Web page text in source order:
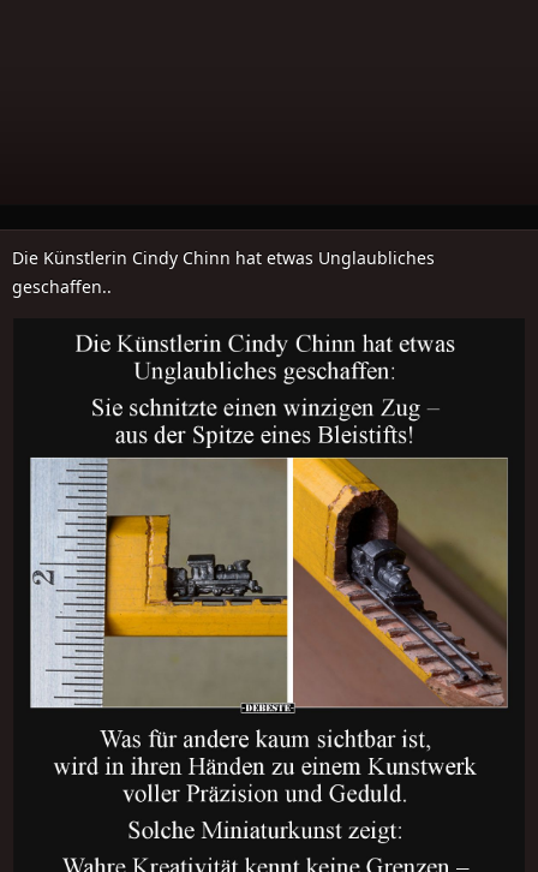
Die Künstlerin Cindy Chinn hat etwas Unglaubliches
geschaffen..